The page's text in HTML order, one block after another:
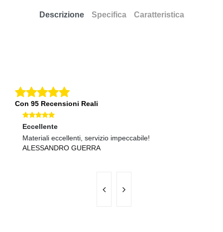
Descrizione Specifica Caratteristica
Con 95 Recensioni Reali
Eccellente
Materiali eccellenti, servizio impeccabile!
ALESSANDRO GUERRA